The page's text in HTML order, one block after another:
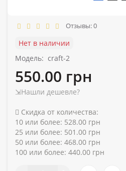
Отзывы: 0
Нет в наличии
Модель: craft-2
550.00 грн
⇲Нашли дешевле?
Скидка от количества:
10 или более: 528.00 грн
25 или более: 501.00 грн
50 или более: 468.00 грн
100 или более: 440.00 грн